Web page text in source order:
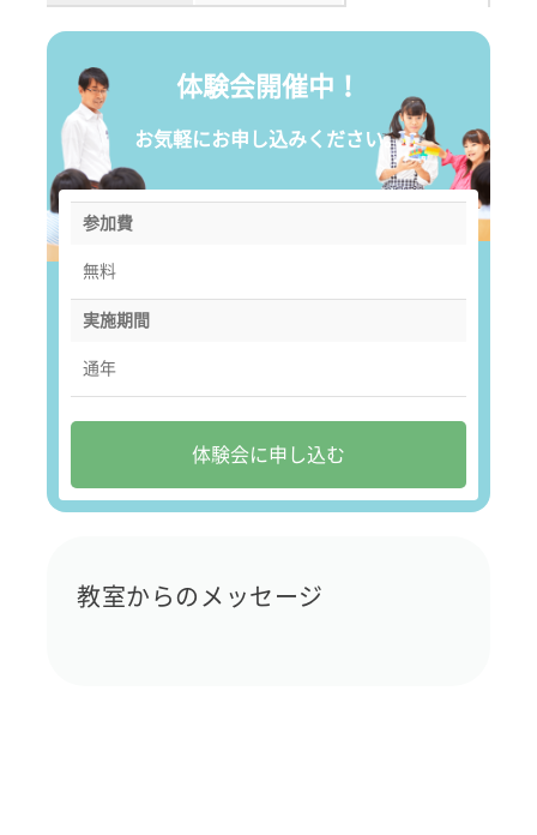
体験会開催中！
お気軽にお申し込みください。
参加費
無料
実施期間
通年
体験会に申し込む
教室からのメッセージ